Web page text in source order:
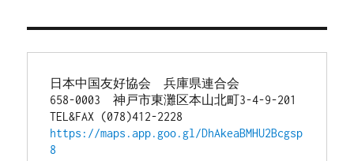
日本中国友好協会　兵庫県連合会
658-0003　神戸市東灘区本山北町3-4-9-201
TEL&FAX (078)412-2228
https://maps.app.goo.gl/DhAkeaBMHU2Bcgsp
8